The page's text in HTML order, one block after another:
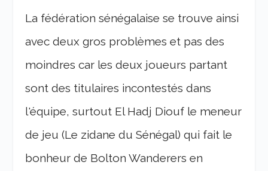
La fédération sénégalaise se trouve ainsi
avec deux gros problèmes et pas des
moindres car les deux joueurs partant
sont des titulaires incontestés dans
l'équipe, surtout El Hadj Diouf le meneur
de jeu (Le zidane du Sénégal) qui fait le
bonheur de Bolton Wanderers en